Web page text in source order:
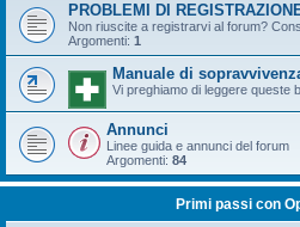
PROBLEMI DI
Non riuscite a registrarvi al forum?
Argomenti: 1
Manuale di
Vi preghiamo di leggere queste
Annunci
Linee guida e annunci del forum
Argomenti: 84
Primi passi con